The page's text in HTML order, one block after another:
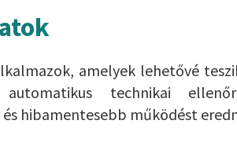
amelyek lehetővé
automatikus technikai
hibamentesebb működést